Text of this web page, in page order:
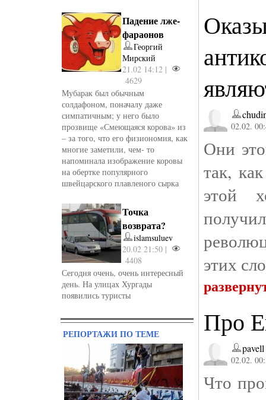
Падение лже-
фараонов
Георгий
Мирский
21.02 14:12 |
4629
Мубарак был обычным
солдафоном, поначалу даже
симпатичным; у него было
прозвище «Смеющаяся корова» из
– за того, что его физиономия, как
многие заметили, чем- то
напоминала изображение коровы
на обертке популярного
швейцарского плавленого сырка
Точка
возврата?
islamsuluev
20.02 21:50 |
4408
Сегодня очень, очень интересный
день. На улицах Хургады
появились туристы
РЕПОРТАЖИ ПО ТЕМЕ
02.02.
Они
так,
этой
этих
Про
pavell
02.02.
Что